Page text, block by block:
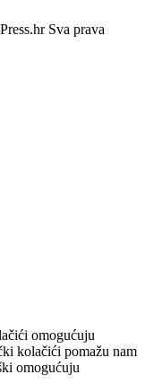
Sva prava
omogućuju
kolačići pomažu nam
omogućuju